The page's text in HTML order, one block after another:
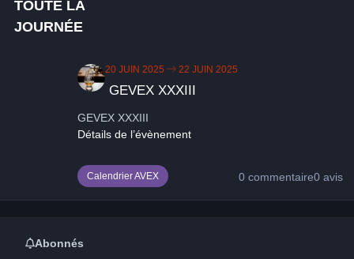
TOUTE LA
JOURNÉE
20 JUIN 2025 22 JUIN 2025
GEVEX XXXIII
GEVEX XXXIII
Détails de l’évènement
Calendrier AVEX 0 commentaire0 avis
Abonnés